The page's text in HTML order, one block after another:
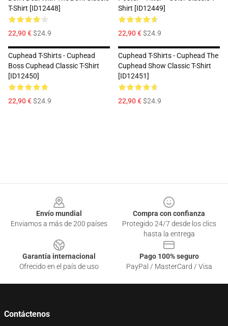
T-Shirt [ID12448]
22,90 €$24.9
Shirt [ID12449]
22,90 €$24.9
Cuphead T-Shirts - Cuphead
Boss Cuphead Classic T-Shirt
[ID12450]
22,90 €$24.9
Cuphead T-Shirts - Cuphead The
Cuphead Show Classic T-Shirt
[ID12451]
22,90 €$24.9
Envío mundial
Enviamos a más de 200 países
Compra con confianza
Protegido 24/7 desde los clics
hasta la entrega
Garantía internacional
Ofrecido en el país de uso
Pago 100% seguro
PayPal / MasterCard / Visa
Contáctenos